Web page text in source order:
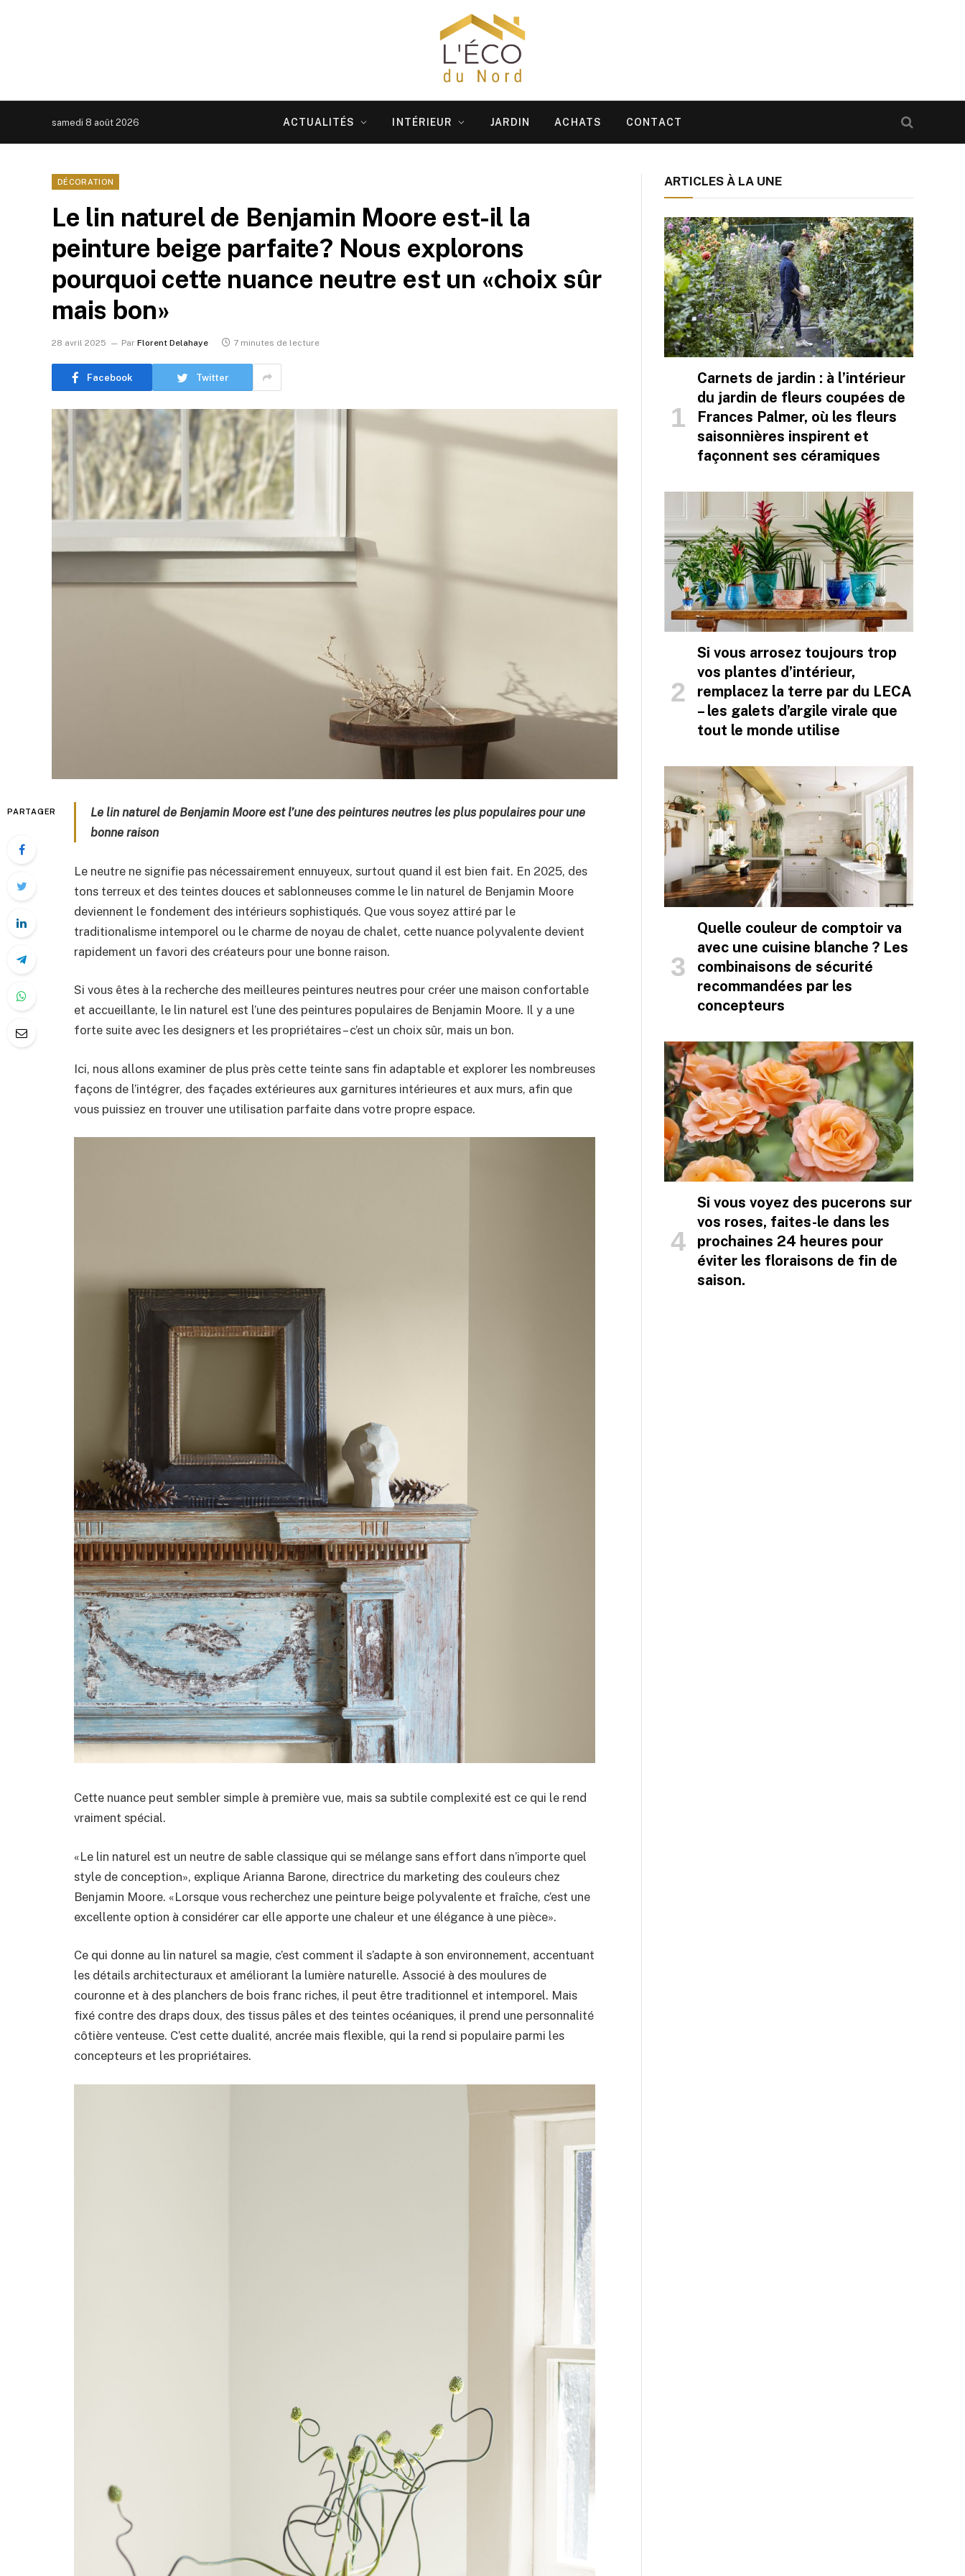
samedi 8 août 2026 ACTUALITÉS INTÉRIEUR JARDIN ACHATS CONTACT
DÉCORATION
Le lin naturel de Benjamin Moore est-il la
peinture beige parfaite? Nous explorons
pourquoi cette nuance neutre est un «choix sûr
mais bon»
28 avril 2025 Par Florent Delahaye 7 minutes de lecture
Facebook Twitter
PARTAGER
Le lin naturel de Benjamin Moore est l’une des peintures neutres les plus populaires pour une
bonne raison
Le neutre ne signifie pas nécessairement ennuyeux, surtout quand il est bien fait. En 2025, des
tons terreux et des teintes douces et sablonneuses comme le lin naturel de Benjamin Moore
deviennent le fondement des intérieurs sophistiqués. Que vous soyez attiré par le
traditionalisme intemporel ou le charme de noyau de chalet, cette nuance polyvalente devient
rapidement un favori des créateurs pour une bonne raison.
Si vous êtes à la recherche des meilleures peintures neutres pour créer une maison confortable
et accueillante, le lin naturel est l’une des peintures populaires de Benjamin Moore. Il y a une
forte suite avec les designers et les propriétaires – c’est un choix sûr, mais un bon.
Ici, nous allons examiner de plus près cette teinte sans fin adaptable et explorer les nombreuses
façons de l’intégrer, des façades extérieures aux garnitures intérieures et aux murs, afin que
vous puissiez en trouver une utilisation parfaite dans votre propre espace.
Cette nuance peut sembler simple à première vue, mais sa subtile complexité est ce qui le rend
vraiment spécial.
«Le lin naturel est un neutre de sable classique qui se mélange sans effort dans n’importe quel
style de conception», explique Arianna Barone, directrice du marketing des couleurs chez
Benjamin Moore. «Lorsque vous recherchez une peinture beige polyvalente et fraîche, c’est une
excellente option à considérer car elle apporte une chaleur et une élégance à une pièce».
Ce qui donne au lin naturel sa magie, c’est comment il s’adapte à son environnement, accentuant
les détails architecturaux et améliorant la lumière naturelle. Associé à des moulures de
couronne et à des planchers de bois franc riches, il peut être traditionnel et intemporel. Mais
fixé contre des draps doux, des tissus pâles et des teintes océaniques, il prend une personnalité
côtière venteuse. C’est cette dualité, ancrée mais flexible, qui la rend si populaire parmi les
concepteurs et les propriétaires.
ARTICLES À LA UNE
Carnets de jardin : à l’intérieur
du jardin de fleurs coupées de
Frances Palmer, où les fleurs
saisonnières inspirent et
façonnent ses céramiques
Si vous arrosez toujours trop
vos plantes d’intérieur,
remplacez la terre par du LECA
– les galets d’argile virale que
tout le monde utilise
Quelle couleur de comptoir va
avec une cuisine blanche ? Les
combinaisons de sécurité
recommandées par les
concepteurs
Si vous voyez des pucerons sur
vos roses, faites-le dans les
prochaines 24 heures pour
éviter les floraisons de fin de
saison.